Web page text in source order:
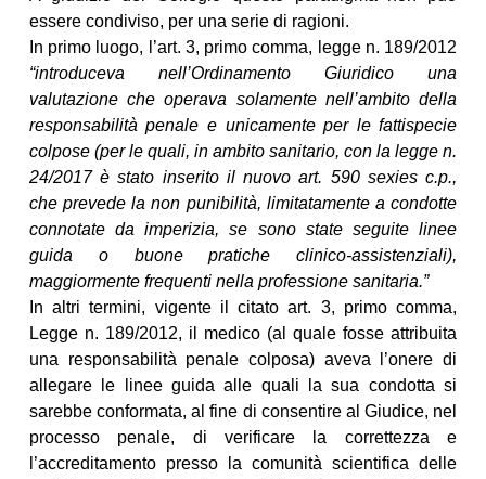
essere condiviso, per una serie di ragioni.
In primo luogo, l’art. 3, primo comma, legge n. 189/2012
“introduceva nell’Ordinamento Giuridico una
valutazione che operava solamente nell’ambito della
responsabilità penale e unicamente per le fattispecie
colpose (per le quali, in ambito sanitario, con la legge n.
24/2017 è stato inserito il nuovo art. 590 sexies c.p.,
che prevede la non punibilità, limitatamente a condotte
connotate da imperizia, se sono state seguite linee
guida o buone pratiche clinico-assistenziali),
maggiormente frequenti nella professione sanitaria.”
In altri termini, vigente il citato art. 3, primo comma,
Legge n. 189/2012, il medico (al quale fosse attribuita
una responsabilità penale colposa) aveva l’onere di
allegare le linee guida alle quali la sua condotta si
sarebbe conformata, al fine di consentire al Giudice, nel
processo penale, di verificare la correttezza e
l’accreditamento presso la comunità scientifica delle